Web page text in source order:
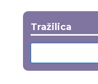
Tražilica